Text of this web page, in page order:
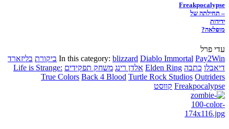
Freakpocalypse
– תחילתה של
ידידות
מופלאה?
עדי פרל
In this category: blizzard Diablo Immortal Pay2Win ביקורת בליזארד
דיאבלו כתבה Elden Ring אלדן רינג משחק תפקידים Life is Strange:
True Colors Back 4 Blood Turtle Rock Studios Outriders
Freakpocalypse קווסט